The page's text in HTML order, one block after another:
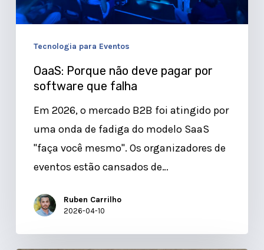
falha
Tecnologia para Eventos
OaaS: Porque não deve pagar por
software que falha
Em 2026, o mercado B2B foi atingido por
uma onda de fadiga do modelo SaaS
"faça você mesmo". Os organizadores de
eventos estão cansados de…
Ruben Carrilho
2026-04-10